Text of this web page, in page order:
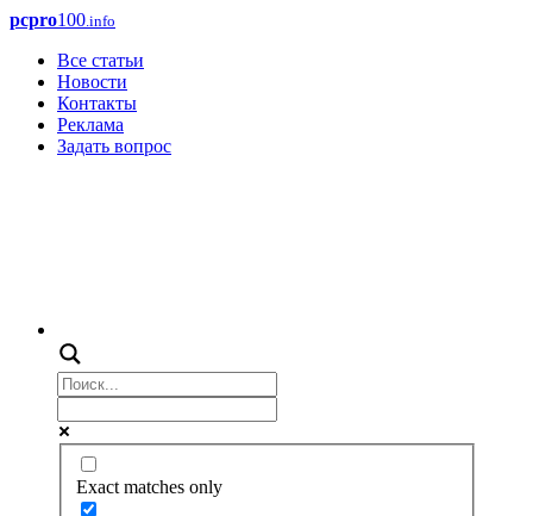
pcpro100.info
Все статьи
Новости
Контакты
Реклама
Задать вопрос
Exact matches only